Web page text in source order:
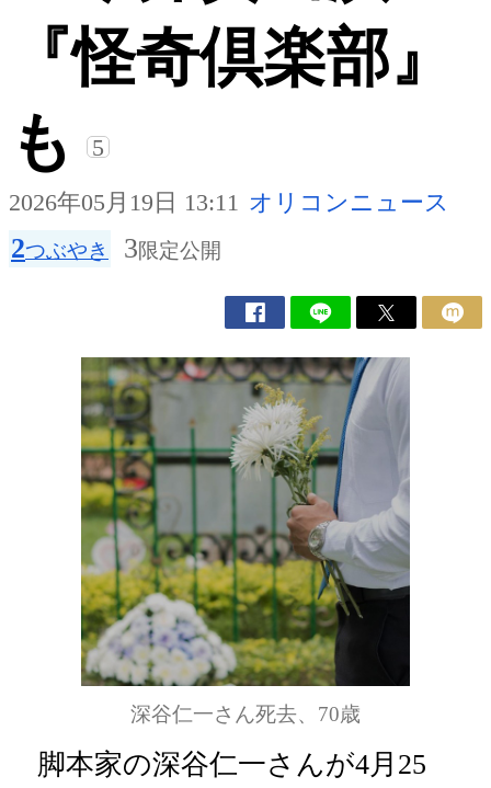
『怪奇倶楽部』
も
5
2026年05月19日 13:11 オリコンニュース
2つぶやき 3限定公開
深谷仁一さん死去、70歳
脚本家の深谷仁一さんが4月25